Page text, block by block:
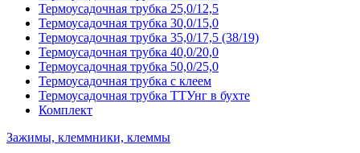
Термоусадочная трубка 25,0/12,5
Термоусадочная трубка 30,0/15,0
Термоусадочная трубка 35,0/17,5 (38/19)
Термоусадочная трубка 40,0/20,0
Термоусадочная трубка 50,0/25,0
Термоусадочная трубка с клеем
Термоусадочная трубка ТТУнг в бухте
Комплект
Зажимы, клеммники, клеммы